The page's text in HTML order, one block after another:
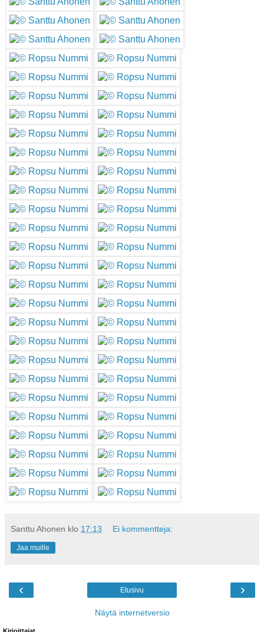
Santtu Ahonen klo 17:13 Ei kommentteja:
Jaa muille
‹ ›
Etusivu
Näytä internetversio